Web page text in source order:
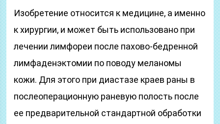
Изобретение относится к медицине, а именно
к хирургии, и может быть использовано при
лечении лимфореи после пахово-бедренной
лимфаденэктомии по поводу меланомы
кожи. Для этого при диастазе краев раны в
послеоперационную раневую полость после
ее предварительной стандартной обработки